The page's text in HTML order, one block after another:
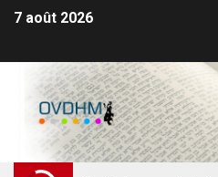
7 août 2026